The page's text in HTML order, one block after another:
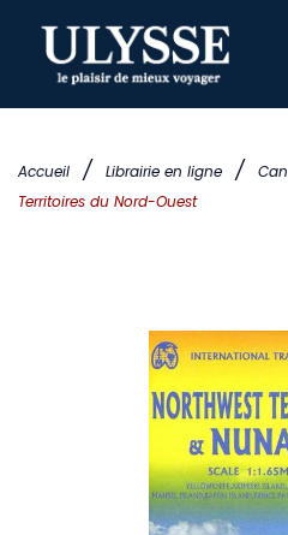
Accueil / Librairie en ligne /
Territoires du Nord-Ouest